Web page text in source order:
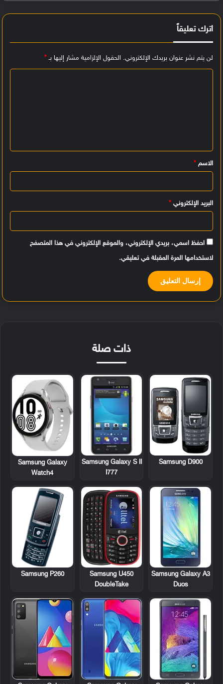
اترك تعليقاً
لن يتم نشر عنوان بريدك الإلكتروني. الحقول الإلزامية مشار إليها بـ*
ي
ق
الاسم *
البريد الإلكتروني *
احفظ اسمي، بريدي الإلكتروني، والموقع الإلكتروني في هذا المتصفح
لاستخدامها المرة المقبلة في تعليقي.
ذات صلة
Samsung D900
Samsung Galaxy S II
I777
Samsung Galaxy
Watch4
Samsung Galaxy A3
Duos
Samsung U450
DoubleTake
Samsung P260